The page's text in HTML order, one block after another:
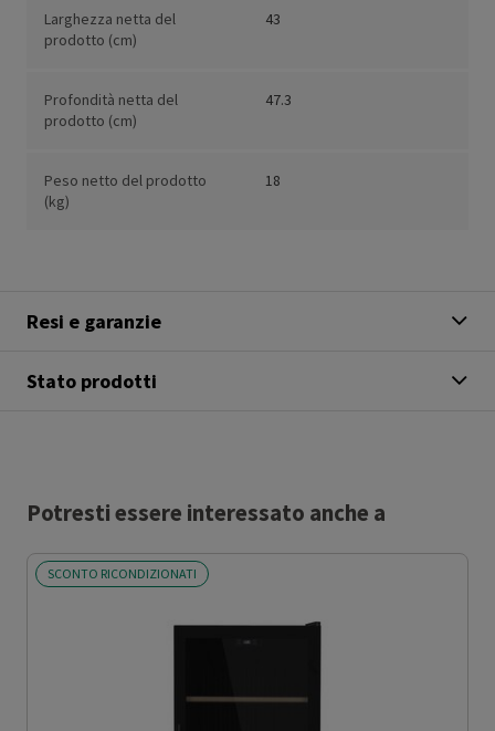
Larghezza netta del
prodotto (cm)
43
Profondità netta del
prodotto (cm)
47.3
Peso netto del prodotto
(kg)
18
Resi e garanzie
Stato prodotti
Potresti essere interessato anche a
SCONTO RICONDIZIONATI